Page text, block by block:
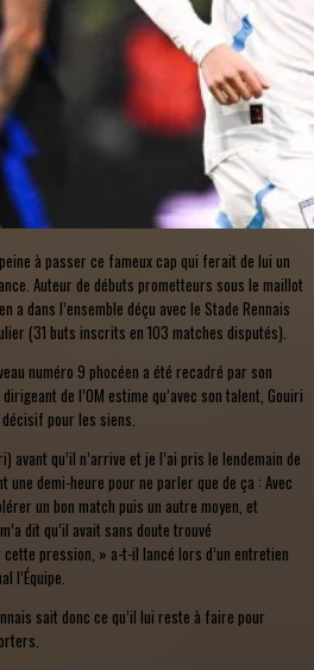
à passer ce fameux cap qui ferait de lui un
Auteur de débuts prometteurs sous le maillot
a dans l’ensemble déçu avec le Stade Rennais
(31 buts inscrits en 103 matches disputés).
numéro 9 phocéen a été recadré par son
de l’OM estime qu’avec son talent, Gouiri
pour les siens.
avant qu’il n’arrive et je l’ai pris le lendemain de
une demi-heure pour ne parler que de ça : Avec
un bon match puis un autre moyen, et
dit qu’il avait sans doute trouvé
pression, » a-t-il lancé lors d’un entretien
l’Équipe.
sait donc ce qu’il lui reste à faire pour